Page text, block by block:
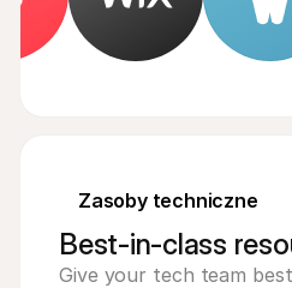
Zasoby techniczne
Best-in-class
Give your tech team